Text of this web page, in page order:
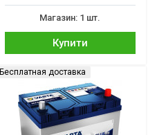
Магазин: 1 шт.
Купити
Бесплатная доставка